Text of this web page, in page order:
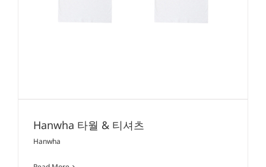
Hanwha 타월 & 티셔츠
Hanwha